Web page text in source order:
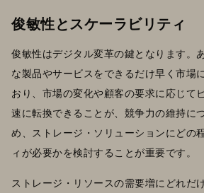
俊敏性とスケーラビリティ
俊敏性はデジタル変革の鍵となります。
な製品やサービスをできるだけ早く市場
おり、市場の変化や顧客の要求に応じて
速に転換できることが、競争力の維持に
め、ストレージ・ソリューションにどの
ィが必要かを検討することが重要です。
ストレージ・リソースの需要増にどれだ